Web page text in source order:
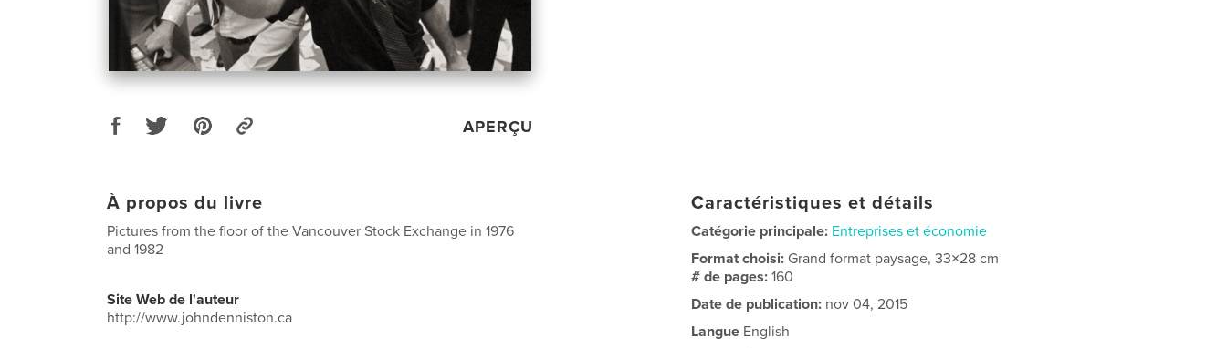
APERÇU
À propos du livre
Pictures from the floor of the Vancouver Stock Exchange in 1976
and 1982
Site Web de l'auteur
http://www.johndenniston.ca
Caractéristiques et détails
Catégorie principale: Entreprises et économie
Format choisi: Grand format paysage, 33×28 cm
# de pages:160
Date de publication: nov 04, 2015
Langue English